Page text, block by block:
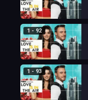
1 - 92
1 - 93